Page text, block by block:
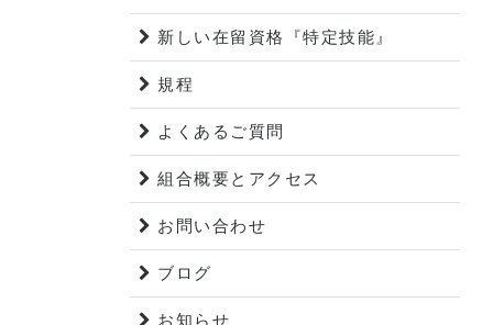
新しい在留資格『特定技能』
規程
よくあるご質問
組合概要とアクセス
お問い合わせ
ブログ
お知らせ